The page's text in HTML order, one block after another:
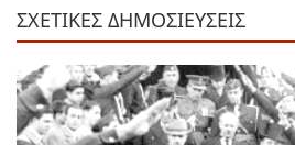
ΣΧΕΤΙΚΕΣ ΔΗΜΟΣΙΕΥΣΕΙΣ